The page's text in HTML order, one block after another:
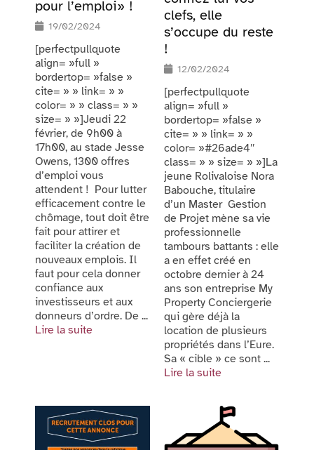
pour l’emploi» !
19/02/2024
[perfectpullquote
align= »full »
bordertop= »false »
cite= » » link= » »
color= » » class= » »
size= » »]Jeudi 22
février, de 9h00 à
17h00, au stade Jesse
Owens, 1300 offres
d’emploi vous
attendent ! Pour lutter
efficacement contre le
chômage, tout doit être
fait pour attirer et
faciliter la création de
nouveaux emplois. Il
faut pour cela donner
confiance aux
investisseurs et aux
donneurs d’ordre. De ...
Lire la suite
clefs, elle
s’occupe du reste
!
12/02/2024
[perfectpullquote
align= »full »
bordertop= »false »
cite= » » link= » »
color= »#26ade4″
class= » » size= » »]La
jeune Rolivaloise Nora
Babouche, titulaire
d’un Master Gestion
de Projet mène sa vie
professionnelle
tambours battants : elle
a en effet créé en
octobre dernier à 24
ans son entreprise My
Property Conciergerie
qui gère déjà la
location de plusieurs
propriétés dans l’Eure.
Sa « cible » ce sont ...
Lire la suite